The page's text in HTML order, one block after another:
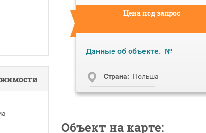
Цена под запрос
Данные об объекте: №
Cтрана: Польша
Объект на карте: